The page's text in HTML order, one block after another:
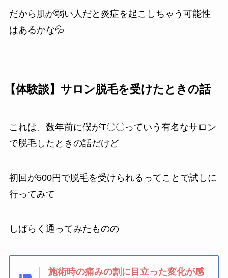
だから肌が弱い人だと炎症を起こしちゃう可能性
はあるかな💦
【体験談】サロン脱毛を受けたときの話
これは、数年前に僕がT〇〇っていう有名なサロン
で脱毛したときの話だけど
初回が500円で脱毛を受けられるってことで試しに
行ってみて
しばらく通ってみたものの
施術時の痛みの割に目立った変化が感